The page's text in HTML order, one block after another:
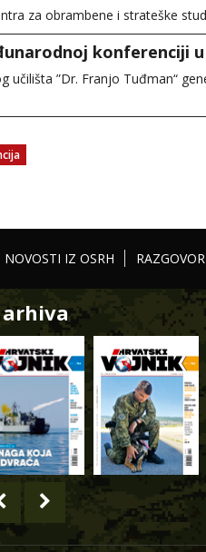
za obrambene i strateške
konferenciji
učilišta ”Dr. Franjo Tuđman“
NOVOSTI IZ OSRH RAZGOVOR